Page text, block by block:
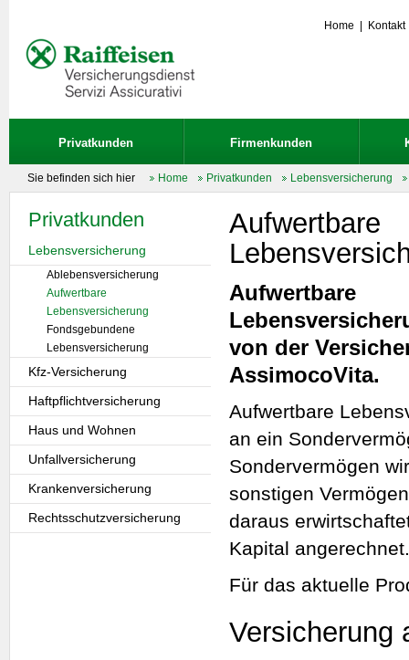
Home Kontakt
Privatkunden Firmenkunden
Sie befinden sich hier Home Privatkunden Lebensversicherung
Aufwertbare
Aufwertbare
von der
AssimocoVita.
Aufwertbare
an ein
Sondervermögen
sonstigen
daraus
Kapital angerechnet.
Für das aktuelle
Versicherung
Privatkunden
Lebensversicherung
Ablebensversicherung
Aufwertbare
Lebensversicherung
Fondsgebundene
Lebensversicherung
Kfz-Versicherung
Haftpflichtversicherung
Haus und Wohnen
Unfallversicherung
Krankenversicherung
Rechtsschutzversicherung